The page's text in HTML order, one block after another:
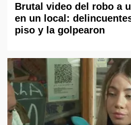
Brutal video del robo a
en un local:
piso y la golpearon